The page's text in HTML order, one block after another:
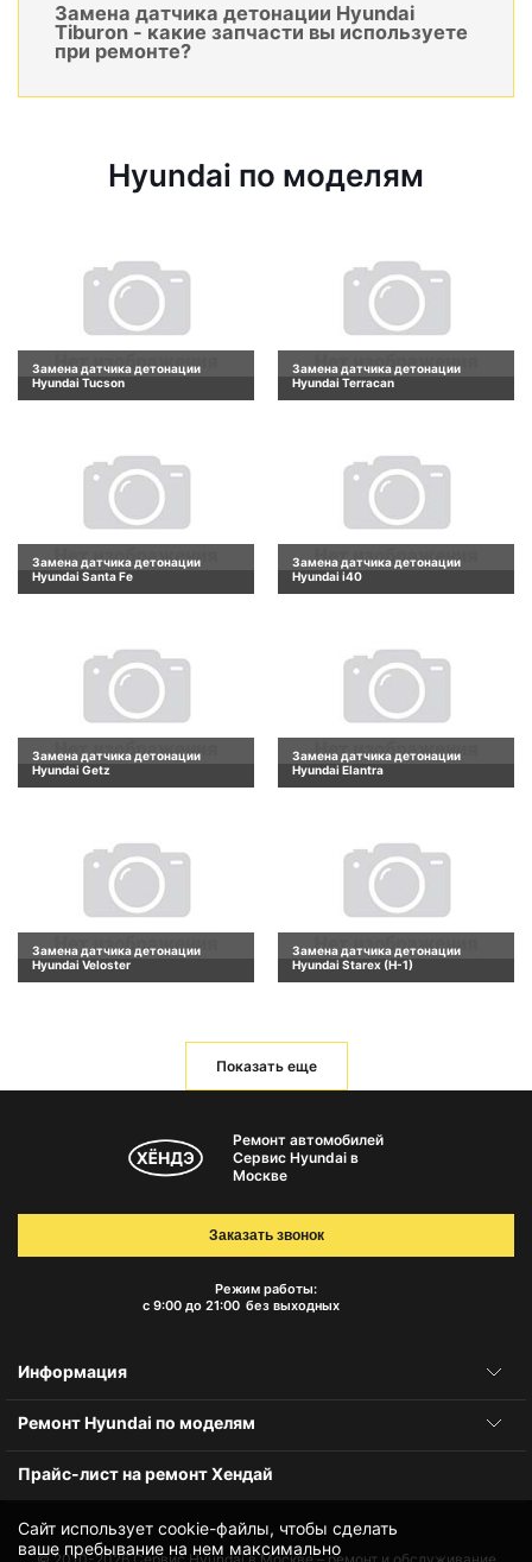
Замена датчика детонации Hyundai
Tiburon - какие запчасти вы используете
при ремонте?
Hyundai по моделям
Замена датчика детонации
Hyundai Tucson
Замена датчика детонации
Hyundai Terracan
Замена датчика детонации
Hyundai Santa Fe
Замена датчика детонации
Hyundai i40
Замена датчика детонации
Hyundai Getz
Замена датчика детонации
Hyundai Elantra
Замена датчика детонации
Hyundai Veloster
Замена датчика детонации
Hyundai Starex (H-1)
Показать еще
Сайт использует cookie-файлы, чтобы сделать
ваше пребывание на нем максимально
Ремонт автомобилей
Сервис Hyundai в
Москве
Режим работы:
с 9:00 до 21:00 без выходных
Заказать звонок
Информация
Ремонт Hyundai по моделям
Прайс-лист на ремонт Хендай